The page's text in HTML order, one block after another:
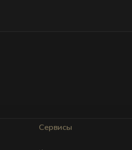
Сервисы